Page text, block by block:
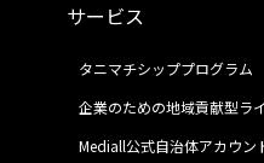
サービス
タニマチシッププログラム
企業のための地域貢献型ラ
Mediall公式自治体アカウン